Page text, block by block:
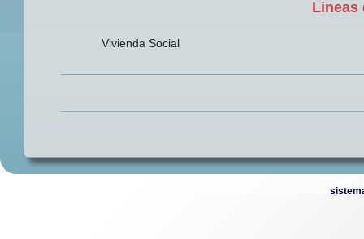
Lineas
Vivienda Social